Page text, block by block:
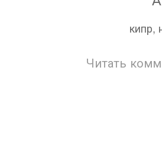
кипр,
Читать